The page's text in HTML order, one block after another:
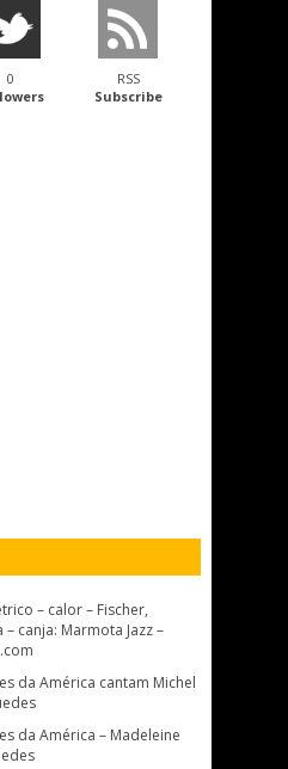
0
RSS
Subscribe
– calor – Fischer,
canja: Marmota Jazz –
da América cantam Michel
da América – Madeleine